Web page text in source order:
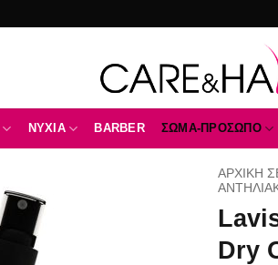
NYXIA BARBER ΣΩΜΑ-ΠΡΟΣΩΠΟ
ΑΡΧΙΚΉ
Dry